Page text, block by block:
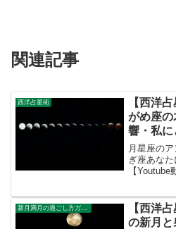
関連記事
西洋占星術
【西洋
がめ座
響・私に
る月星座
月星座の
ぎ座あな
【
2021年の
年の運...
【西洋
の新月と